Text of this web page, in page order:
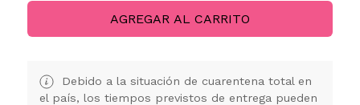
AGREGAR AL CARRITO
Debido a la situación de cuarentena total en
el país, los tiempos previstos de entrega pueden